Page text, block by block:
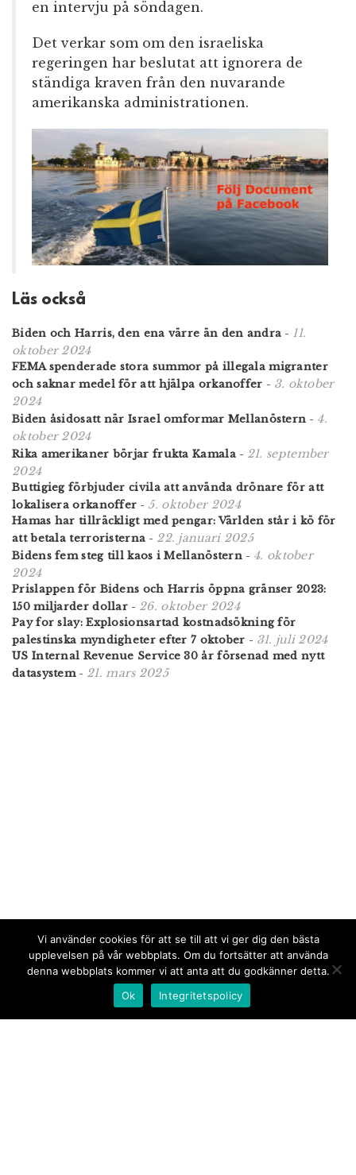
en intervju på söndagen.
Det verkar som om den israeliska
regeringen har beslutat att ignorera de
ständiga kraven från den nuvarande
amerikanska administrationen.
Läs också
Biden och Harris, den ena värre än den andra - 11.
oktober 2024
FEMA spenderade stora summor på illegala migranter
och saknar medel för att hjälpa orkanoffer - 3. oktober
2024
Biden åsidosatt när Israel omformar Mellanöstern - 4.
oktober 2024
Rika amerikaner börjar frukta Kamala- 21. september
2024
Buttigieg förbjuder civila att använda drönare för att
lokalisera orkanoffer -5. oktober 2024
Hamas har tillräckligt med pengar: Världen står i kö för
att betala terroristerna - 22. januari 2025
Bidens fem steg till kaos i Mellanöstern - 4. oktober
2024
Prislappen för Bidens och Harris öppna gränser 2023:
150 miljarder dollar - 26. oktober 2024
Pay for slay: Explosionsartad kostnadsökning för
palestinska myndigheter efter 7 oktober - 31. juli 2024
US Internal Revenue Service 30 år försenad med nytt
datasystem- 21. mars 2025
Vi använder cookies för att se till att vi ger dig den bästa
upplevelsen på vår webbplats. Om du fortsätter att använda
denna webbplats kommer vi att anta att du godkänner detta.
Ok
Integritetspolicy